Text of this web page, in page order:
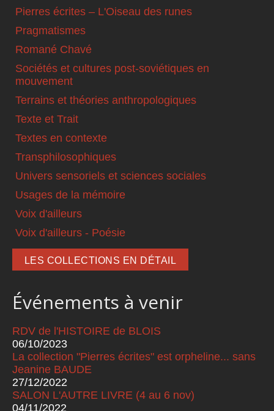
Pierres écrites – L'Oiseau des runes
Pragmatismes
Romané Chavé
Sociétés et cultures post-soviétiques en
mouvement
Terrains et théories anthropologiques
Texte et Trait
Textes en contexte
Transphilosophiques
Univers sensoriels et sciences sociales
Usages de la mémoire
Voix d'ailleurs
Voix d'ailleurs - Poésie
LES COLLECTIONS EN DÉTAIL
Événements à venir
RDV de l'HISTOIRE de BLOIS
06/10/2023
La collection "Pierres écrites" est orpheline... sans
Jeanine BAUDE
27/12/2022
SALON L'AUTRE LIVRE (4 au 6 nov)
04/11/2022